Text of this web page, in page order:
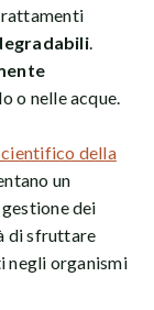
.
o nelle acque.
della
un
dei
di sfruttare
negli organismi